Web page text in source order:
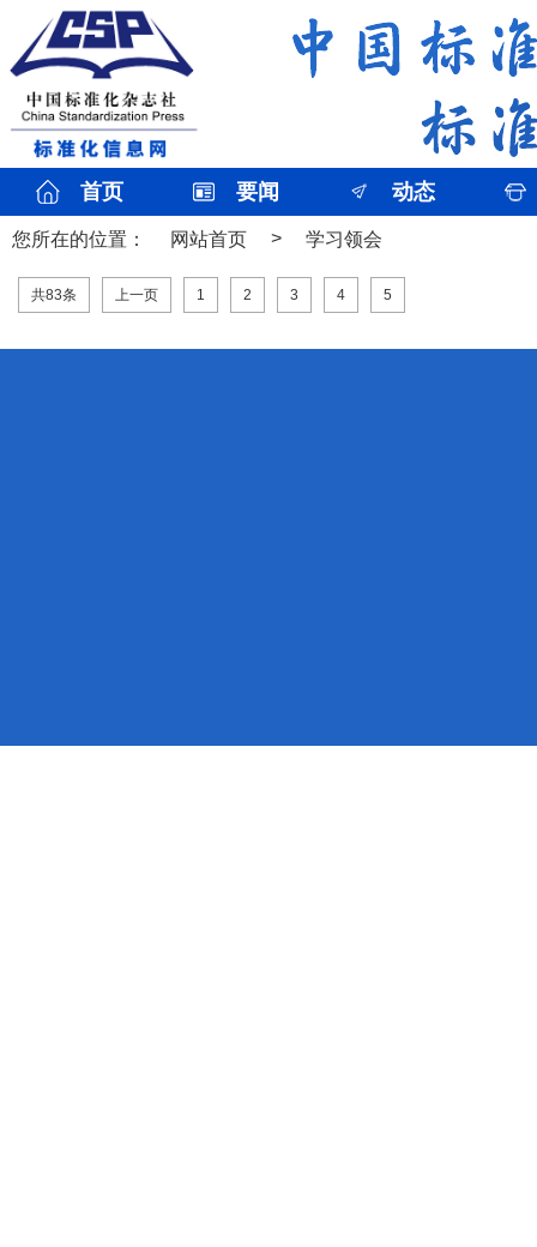
首页 要闻 动态
您所在的位置： 网站首页 > 学习领会
共83条 上一页 1 2 3 4 5